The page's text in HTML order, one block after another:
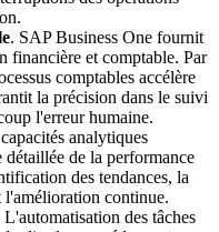
. SAP Business One fournit
financière et comptable. Par
comptables accélère
la précision dans le suivi
l'erreur humaine.
analytiques
détaillée de la performance
des tendances, la
l'amélioration continue.
L'automatisation des tâches